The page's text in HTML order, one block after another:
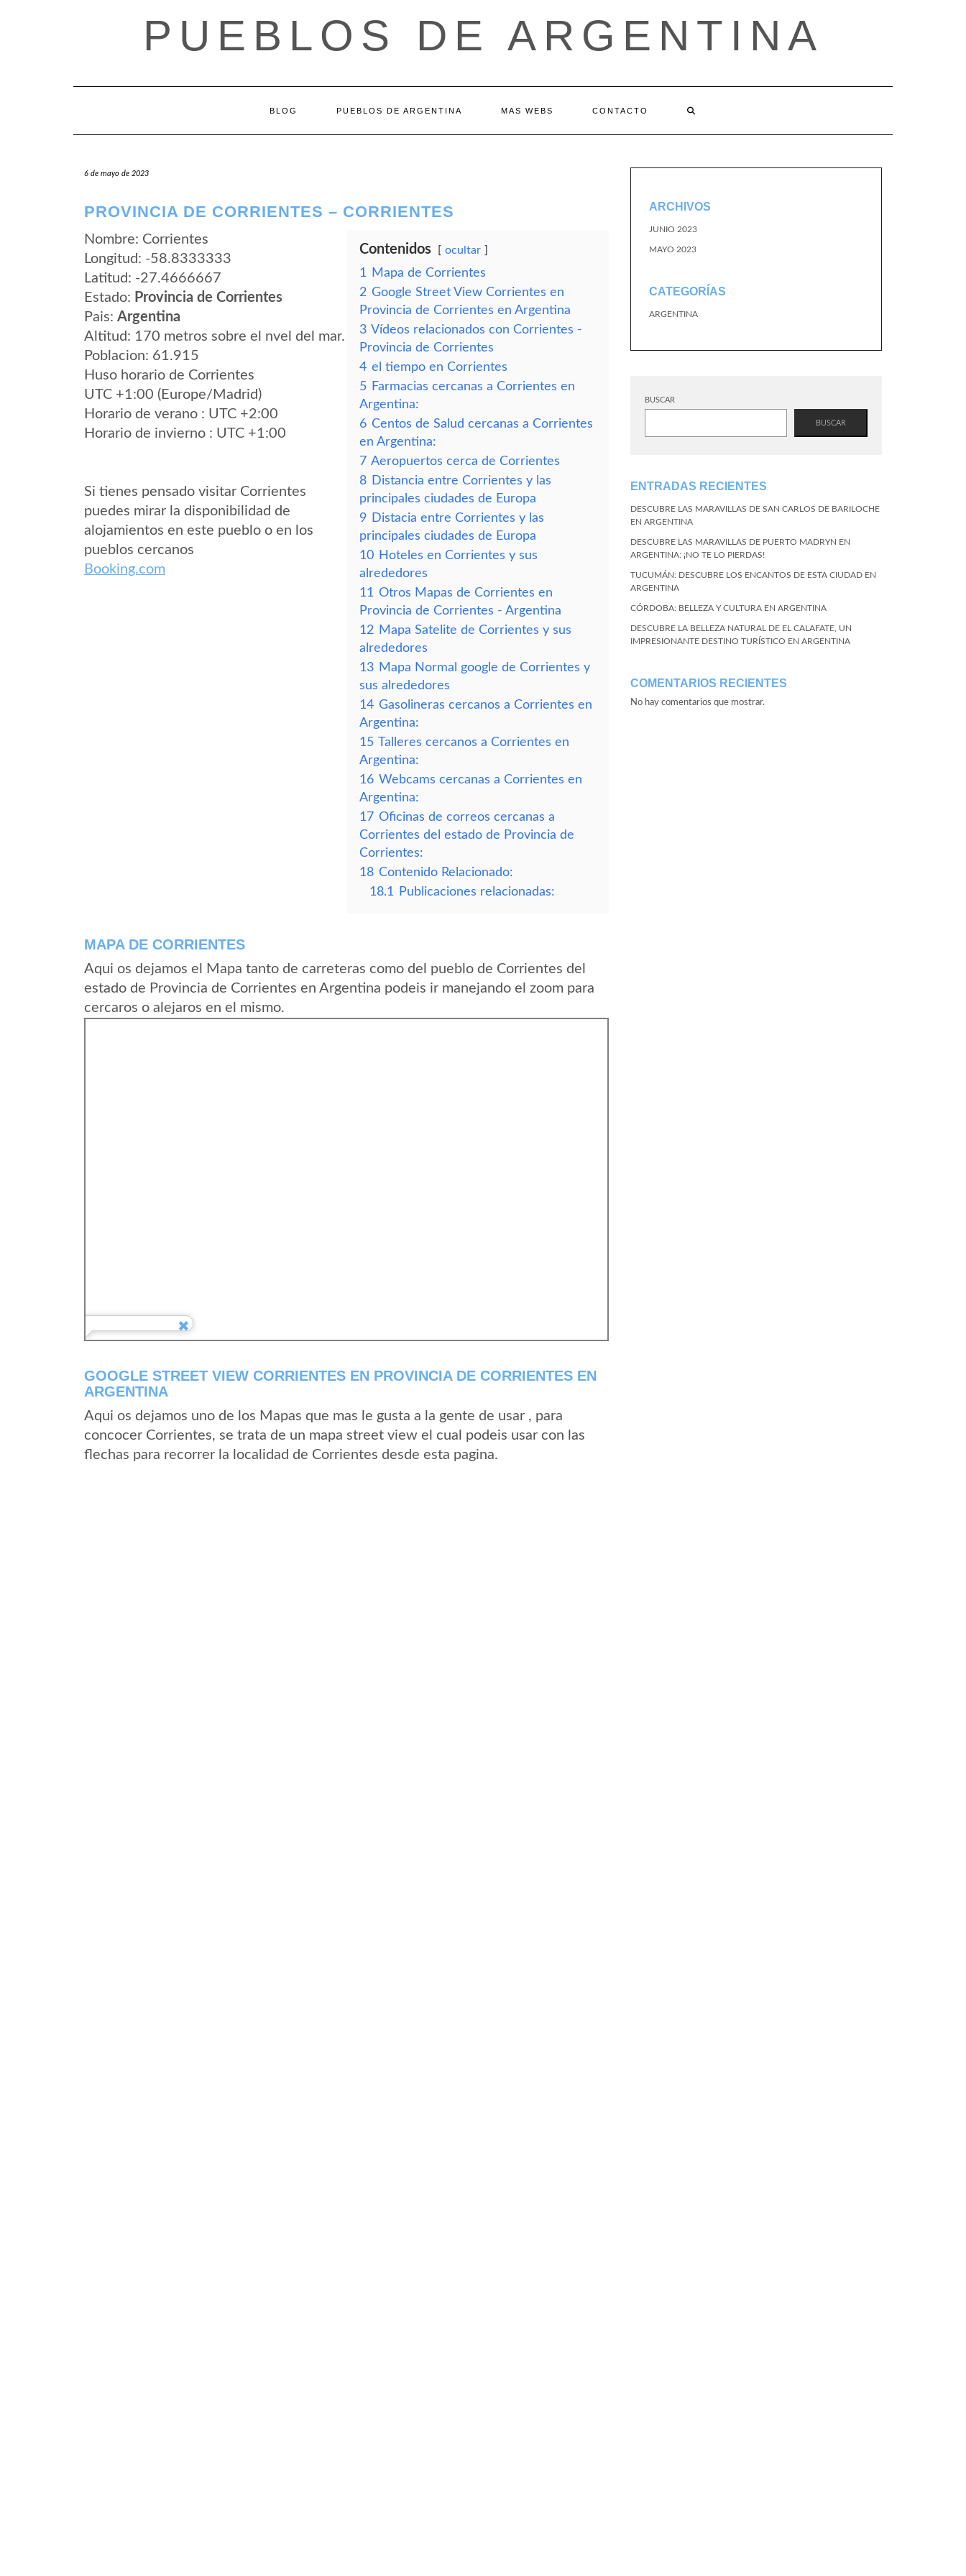
PUEBLOS DE ARGENTINA
BLOG PUEBLOS DE ARGENTINA MAS WEBS CONTACTO
6 de mayo de 2023
PROVINCIA DE CORRIENTES – CORRIENTES
Nombre: Corrientes
Longitud: -58.8333333
Latitud: -27.4666667
Estado: Provincia de Corrientes
Pais: Argentina
Altitud: 170 metros sobre el nvel del mar.
Poblacion: 61.915
Huso horario de Corrientes
UTC +1:00 (Europe/Madrid)
Horario de verano : UTC +2:00
Horario de invierno : UTC +1:00
Si tienes pensado visitar Corrientes
puedes mirar la disponibilidad de
alojamientos en este pueblo o en los
pueblos cercanos
Booking.com
Contenidos ocultar
1
Mapa de Corrientes
2 Google Street View Corrientes en
Provincia de Corrientes en Argentina
3 Vídeos relacionados con Corrientes -
Provincia de Corrientes
4 el tiempo en Corrientes
5 Farmacias cercanas a Corrientes en
Argentina:
6 Centos de Salud cercanas a Corrientes
en Argentina:
7 Aeropuertos cerca de Corrientes
8 Distancia entre Corrientes y las
principales ciudades de Europa
9 Distacia entre Corrientes y las
principales ciudades de Europa
10 Hoteles en Corrientes y sus
alrededores
11 Otros Mapas de Corrientes en
Provincia de Corrientes - Argentina
12 Mapa Satelite de Corrientes y sus
alrededores
13 Mapa Normal google de Corrientes y
sus alrededores
14 Gasolineras cercanos a Corrientes en
Argentina:
15 Talleres cercanos a Corrientes en
Argentina:
16 Webcams cercanas a Corrientes en
Argentina:
17 Oficinas de correos cercanas a
Corrientes del estado de Provincia de
Corrientes:
18 Contenido Relacionado:
18.1
Publicaciones relacionadas:
MAPA DE CORRIENTES
Aqui os dejamos el Mapa tanto de carreteras como del pueblo de Corrientes del
estado de Provincia de Corrientes en Argentina podeis ir manejando el zoom para
cercaros o alejaros en el mismo.
GOOGLE STREET VIEW CORRIENTES EN PROVINCIA DE CORRIENTES EN
ARGENTINA
Aqui os dejamos uno de los Mapas que mas le gusta a la gente de usar , para
concocer Corrientes, se trata de un mapa street view el cual podeis usar con las
flechas para recorrer la localidad de Corrientes desde esta pagina.
ARCHIVOS
JUNIO 2023
MAYO 2023
CATEGORÍAS
ARGENTINA
BUSCAR
BUSCAR
ENTRADAS RECIENTES
DESCUBRE LAS MARAVILLAS DE SAN CARLOS DE BARILOCHE
EN ARGENTINA
DESCUBRE LAS MARAVILLAS DE PUERTO MADRYN EN
ARGENTINA: ¡NO TE LO PIERDAS!
TUCUMÁN: DESCUBRE LOS ENCANTOS DE ESTA CIUDAD EN
ARGENTINA
CÓRDOBA: BELLEZA Y CULTURA EN ARGENTINA
DESCUBRE LA BELLEZA NATURAL DE EL CALAFATE, UN
IMPRESIONANTE DESTINO TURÍSTICO EN ARGENTINA
COMENTARIOS RECIENTES
No hay comentarios que mostrar.